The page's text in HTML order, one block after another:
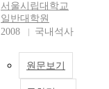
서울시립대학교
일반대학원
2008
국내석사
원문보기